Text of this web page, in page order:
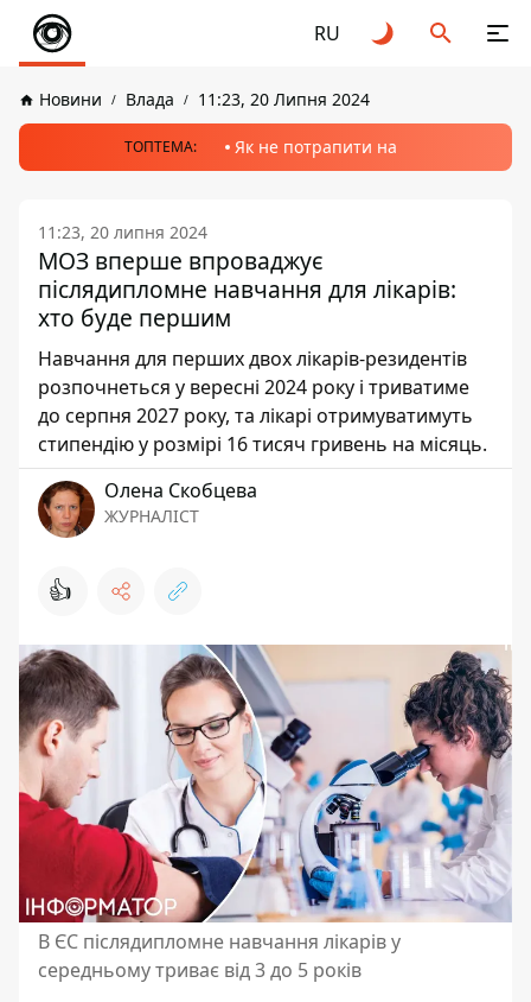
RU
Новини Влада 11:23, 20 Липня 2024
ТОПТЕМА: Як не потрапити на
11:23, 20 липня 2024
МОЗ вперше впроваджує
післядипломне навчання для лікарів:
хто буде першим
Навчання для перших двох лікарів-резидентів
розпочнеться у вересні 2024 року і триватиме
до серпня 2027 року, та лікарі отримуватимуть
стипендію у розмірі 16 тисяч гривень на місяць.
Олена Скобцева
ЖУРНАЛІСТ
👍
В ЄС післядипломне навчання лікарів у
середньому триває від 3 до 5 років